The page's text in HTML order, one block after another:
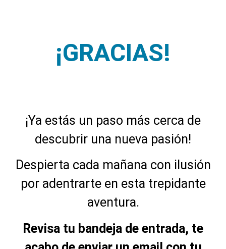
¡GRACIAS!
¡Ya estás un paso más cerca de
descubrir una nueva pasión!
Despierta cada mañana con ilusión
por adentrarte en esta trepidante
aventura.
Revisa tu bandeja de entrada, te